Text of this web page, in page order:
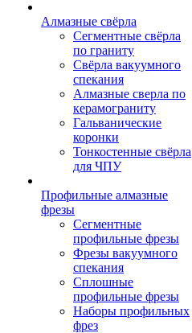
Алмазные свёрла
Сегментные свёрла
по граниту
Свёрла вакуумного
спекания
Алмазные сверла по
керамограниту
Гальванические
коронки
Тонкостенные свёрла
для ЧПУ
Профильные алмазные
фрезы
Сегментные
профильные фрезы
Фрезы вакуумного
спекания
Сплошные
профильные фрезы
Наборы профильных
фрез